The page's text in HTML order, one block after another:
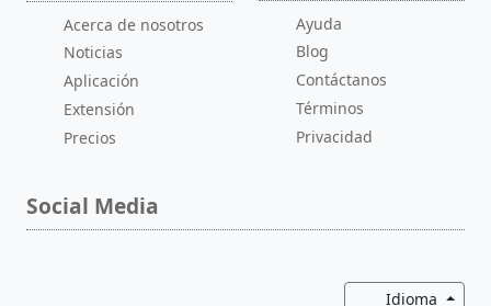
Acerca de nosotros
Noticias
Aplicación
Extensión
Precios
Ayuda
Blog
Contáctanos
Términos
Privacidad
Social Media
Idioma